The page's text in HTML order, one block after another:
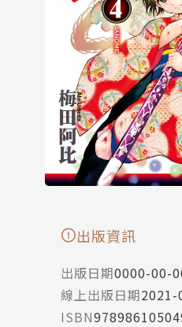
出版資訊
出版日期0000-00-
線上出版日期2021-
ISBN